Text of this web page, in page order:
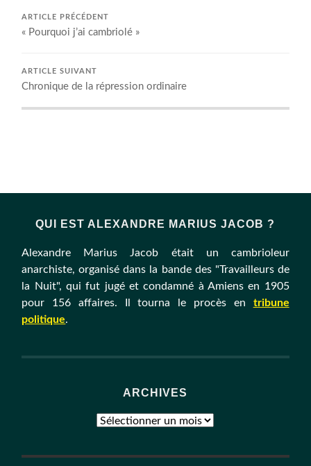
ARTICLE PRÉCÉDENT
« Pourquoi j’ai cambriolé »
ARTICLE SUIVANT
Chronique de la répression ordinaire
QUI EST ALEXANDRE MARIUS JACOB ?
Alexandre Marius Jacob était un cambrioleur
anarchiste, organisé dans la bande des "Travailleurs de
la Nuit", qui fut jugé et condamné à Amiens en 1905
pour 156 affaires. Il tourna le procès en tribune
politique.
ARCHIVES